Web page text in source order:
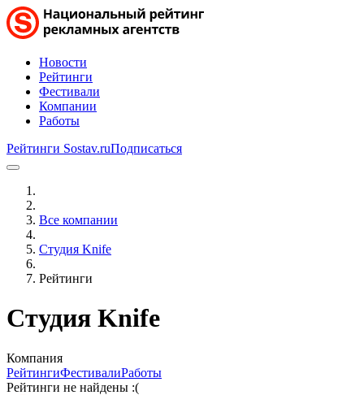
Новости
Рейтинги
Фестивали
Компании
Работы
Рейтинги Sostav.ruПодписаться
Все компании
Студия Knife
Рейтинги
Студия Knife
Компания
РейтингиФестивалиРаботы
Рейтинги не найдены :(